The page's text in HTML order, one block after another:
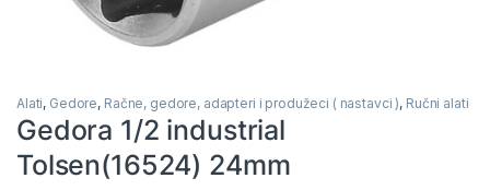
Alati, Gedore, Račne, gedore, adapteri i produžeci ( nastavci ), Ručni alati
Gedora 1/2 industrial
Tolsen(16524) 24mm